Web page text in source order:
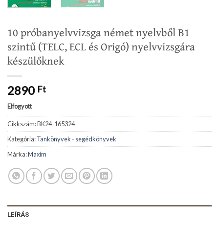
10 próbanyelvvizsga német nyelvből B1
szintű (TELC, ECL és Origó) nyelvvizsgára
készülőknek
2890 Ft
Elfogyott
Cikkszám:BK24-165324
Kategória:Tankönyvek - segédkönyvek
Márka:Maxim
LEÍRÁS